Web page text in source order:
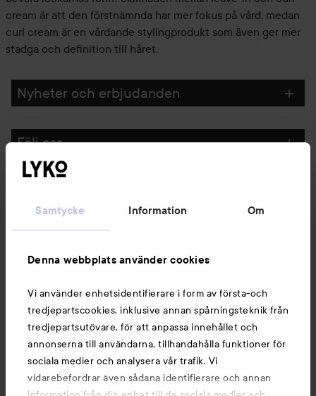
Samtycke Information Om
Denna webbplats använder cookies
Vi använder enhetsidentifierare i form av första-och
tredjepartscookies, inklusive annan spårningsteknik från
tredjepartsutövare, för att anpassa innehållet och
annonserna till användarna, tillhandahålla funktioner för
sociala medier och analysera vår trafik. Vi
vidarebefordrar även sådana identifierare och annan
cream är att den förstnämnda har mer fokus på vård, medan
curl cream är en vårdande stylingprodukt som även ger mer
stadga och definition till håret.
Nyheter och erbjudanden
Följ oss
Du kanske också gillar